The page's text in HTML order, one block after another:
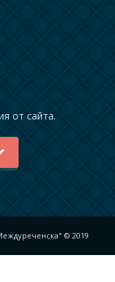
от сайта.
© 2019